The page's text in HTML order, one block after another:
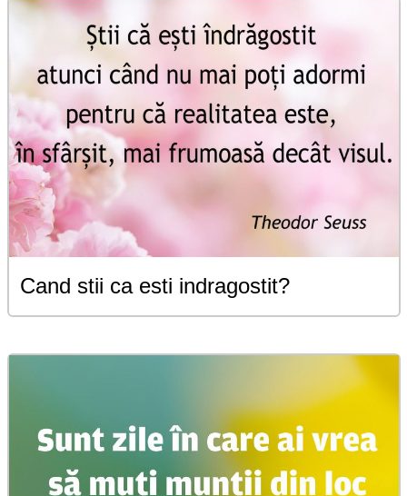
Cand stii ca esti indragostit?